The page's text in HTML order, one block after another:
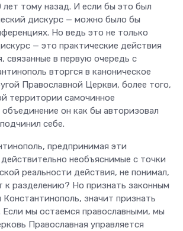
тому назад. И если бы это был
дискурс — можно было бы
Но ведь это не только
— это практические действия
связанные в первую очередь с
вторгся в каноническое
Православной Церкви, более того,
территории самочинное
объединение он как бы авторизовал
себе.
предпринимая эти
необъяснимые с точки
реальности действия, не понимал,
к разделению? Но признать законным
значит признать
Если мы остаемся православными, мы
Православная управляется